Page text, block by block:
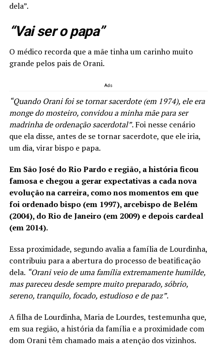
dela”.
“Vai ser o papa”
O médico recorda que a mãe tinha um carinho muito
grande pelos pais de Orani.
Ads
“Quando Orani foi se tornar sacerdote (em 1974), ele era
monge do mosteiro, convidou a minha mãe para ser
madrinha de ordenação sacerdotal”. Foi nesse cenário
que ela disse, antes de se tornar sacerdote, que ele iria,
um dia, virar bispo e papa.
Em São José do Rio Pardo e região, a história ficou
famosa e chegou a gerar expectativas a cada nova
evolução na carreira, como nos momentos em que
foi ordenado bispo (em 1997), arcebispo de Belém
(2004), do Rio de Janeiro (em 2009) e depois cardeal
(em 2014).
Essa proximidade, segundo avalia a família de Lourdinha,
contribuiu para a abertura do processo de beatificação
dela. “Orani veio de uma família extremamente humilde,
mas pareceu desde sempre muito preparado, sóbrio,
sereno, tranquilo, focado, estudioso e de paz”.
A filha de Lourdinha, Maria de Lourdes, testemunha que,
em sua região, a história da família e a proximidade com
dom Orani têm chamado mais a atenção dos vizinhos.